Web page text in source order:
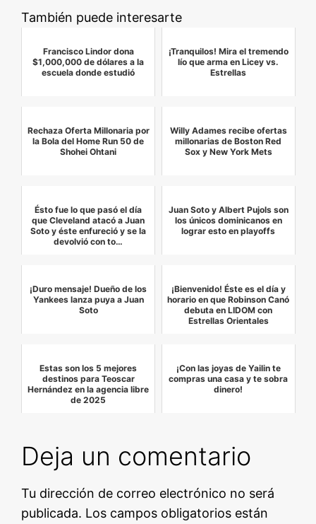
También puede interesarte
Francisco Lindor dona
$1,000,000 de dólares a la
escuela donde estudió
¡Tranquilos! Mira el tremendo
lío que arma en Licey vs.
Estrellas
Rechaza Oferta Millonaria por
la Bola del Home Run 50 de
Shohei Ohtani
Willy Adames recibe ofertas
millonarias de Boston Red
Sox y New York Mets
Ésto fue lo que pasó el día
que Cleveland atacó a Juan
Soto y éste enfureció y se la
devolvió con to…
Juan Soto y Albert Pujols son
los únicos dominicanos en
lograr esto en playoffs
¡Duro mensaje! Dueño de los
Yankees lanza puya a Juan
Soto
¡Bienvenido! Éste es el día y
horario en que Robinson Canó
debuta en LIDOM con
Estrellas Orientales
Estas son los 5 mejores
destinos para Teoscar
Hernández en la agencia libre
de 2025
¡Con las joyas de Yailin te
compras una casa y te sobra
dinero!
Deja un comentario
Tu dirección de correo electrónico no será
publicada. Los campos obligatorios están